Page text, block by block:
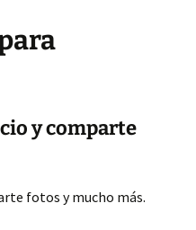
y comparte
fotos y mucho más.